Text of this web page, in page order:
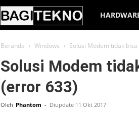
BagiTekno
Beranda Windows Solusi Modem tidak
Solusi Modem
(error 633)
Oleh Phantom - Diupdate 11 Okt 2017